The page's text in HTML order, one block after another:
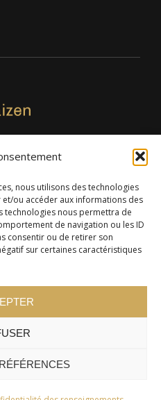
nous utilisons des technologies
ou accéder aux informations des
technologies nous permettra de
de navigation ou les ID
consentir ou de retirer son
sur certaines caractéristiques
819, Saint-Augustin-de-
-